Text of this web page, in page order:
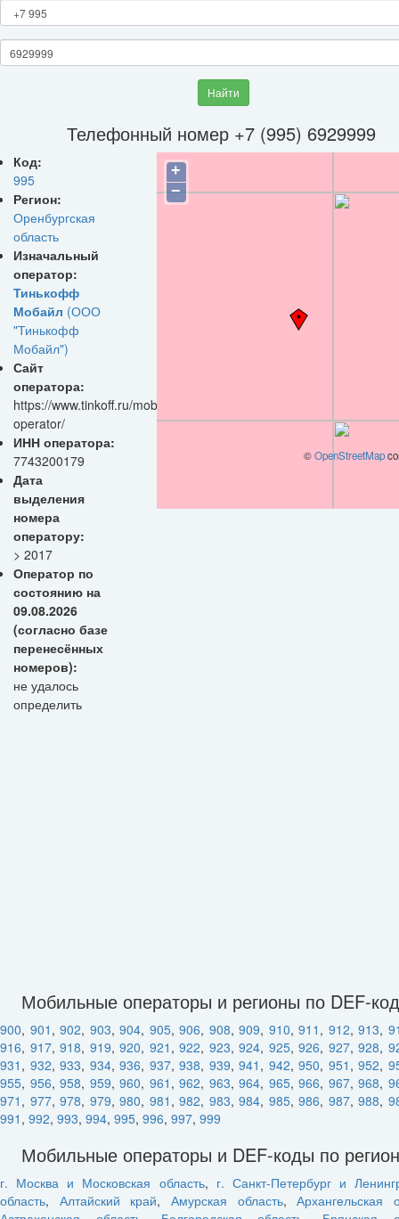
Найти
Телефонный номер +7 (995) 6929999
Код:
995
Регион:
Оренбургская
область
Изначальный
оператор:
Тинькофф
Мобайл (ООО
"Тинькофф
Мобайл")
Сайт
оператора:
https://www.tinkoff.ru/mobile-
operator/
ИНН оператора:
7743200179
Дата
выделения
номера
оператору:
> 2017
Оператор по
состоянию на
09.08.2026
(согласно базе
перенесённых
номеров):
не удалось
определить
+
−
©OpenStreetMap
Мобильные операторы и регионы по DEF-
900, 901 , 902, 903, 904, 905, 906, 908, 909, 910, 911 , 912, 913,
916, 917, 918, 919, 920, 921 , 922, 923, 924, 925, 926, 927, 928,
931 , 932, 933, 934, 936, 937, 938, 939, 941 , 942, 950, 951 , 952,
955, 956, 958, 959, 960, 961 , 962, 963, 964, 965, 966, 967, 968,
971 , 977, 978, 979, 980, 981 , 982, 983, 984, 985, 986, 987, 988,
991 , 992, 993, 994, 995, 996, 997, 999
Мобильные операторы и DEF-коды по
г. Москва и Московская область, г. Санкт-Петербург и
область, Алтайский край,Амурская область,Архангельская